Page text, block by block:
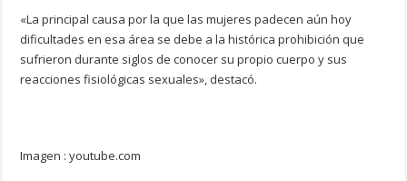
«La principal causa por la que las mujeres padecen aún hoy
dificultades en esa área se debe a la histórica prohibición que
sufrieron durante siglos de conocer su propio cuerpo y sus
reacciones fisiológicas sexuales», destacó.
Imagen : youtube.com